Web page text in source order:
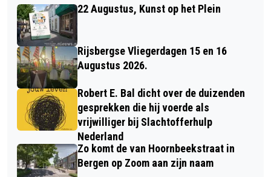
22 Augustus, Kunst op het Plein
Rijsbergse Vliegerdagen 15 en 16
Augustus 2026.
Robert E. Bal dicht over de duizenden
gesprekken die hij voerde als
vrijwilliger bij Slachtofferhulp
Nederland
Zo komt de van Hoornbeekstraat in
Bergen op Zoom aan zijn naam